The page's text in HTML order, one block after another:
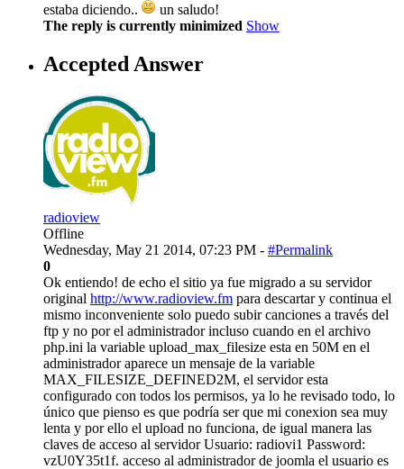
estaba diciendo..
un saludo!
The reply is currently minimized Show
Accepted Answer
radioview
Offline
Wednesday, May 21 2014, 07:23 PM - #Permalink
0
Ok entiendo! de echo el sitio ya fue migrado a su servidor
original http://www.radioview.fm para descartar y continua el
mismo inconveniente solo puedo subir canciones a través del
ftp y no por el administrador incluso cuando en el archivo
php.ini la variable upload_max_filesize esta en 50M en el
administrador aparece un mensaje de la variable
MAX_FILESIZE_DEFINED2M, el servidor esta
configurado con todos los permisos, ya lo he revisado todo, lo
único que pienso es que podría ser que mi conexion sea muy
lenta y por ello el upload no funciona, de igual manera las
claves de acceso al servidor Usuario: radiovi1 Password:
vzU0Y35t1f. acceso al administrador de joomla el usuario es